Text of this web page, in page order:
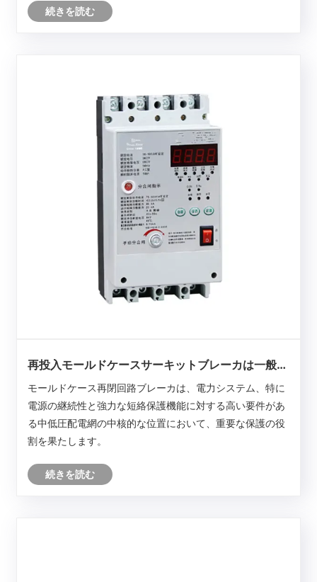
続きを読む
再投入モールドケースサーキットブレーカは一般的
モールドケース再閉回路ブレーカは、電力システム、特に
電源の継続性と強力な短絡保護機能に対する高い要件があ
る中低圧配電網の中核的な位置において、重要な保護の役
割を果たします。
続きを読む